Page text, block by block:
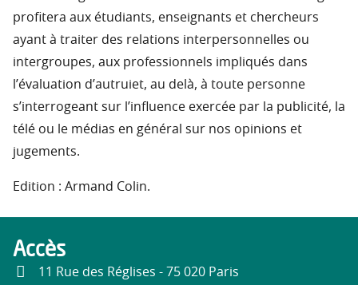
profitera aux étudiants, enseignants et chercheurs
ayant à traiter des relations interpersonnelles ou
intergroupes, aux professionnels impliqués dans
l’évaluation d’autruiet, au delà, à toute personne
s’interrogeant sur l’influence exercée par la publicité, la
télé ou le médias en général sur nos opinions et
jugements.
Edition : Armand Colin.
Accès
11 Rue des Réglises - 75 020 Paris